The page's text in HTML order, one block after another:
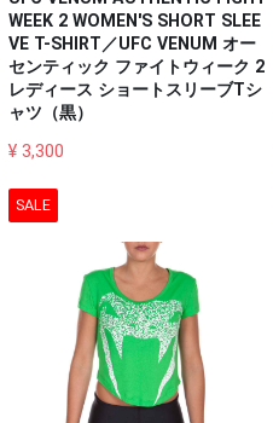
WEEK 2 WOMEN'S SHORT SLEE
VE T-SHIRT／UFC VENUM オー
センティック ファイトウィーク 2
レディース ショートスリーブTシ
ャツ（黒）
¥ 3,300
SALE